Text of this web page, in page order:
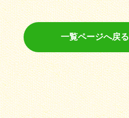
一覧ページへ戻る